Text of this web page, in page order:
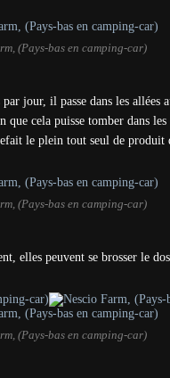
(Pays-bas en camping-car)
jour, il passe dans les allées
cela puisse tomber dans les
le plein tout seul de produit
(Pays-bas en camping-car)
elles peuvent se brosser le
(Pays-bas en camping-car)